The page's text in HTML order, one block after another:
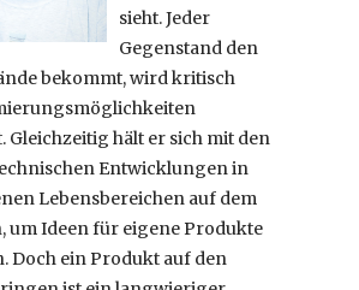
sieht. Jeder
Gegenstand den
bekommt, wird kritisch
Gleichzeitig hält er sich mit den
Entwicklungen in
Lebensbereichen auf dem
um Ideen für eigene Produkte
Doch ein Produkt auf den